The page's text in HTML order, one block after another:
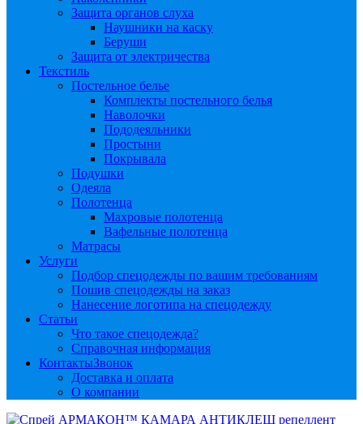
Защита органов слуха
Наушники на каску
Беруши
Защита от электричества
Текстиль
Постельное белье
Комплекты постельного белья
Наволочки
Пододеяльники
Простыни
Покрывала
Подушки
Одеяла
Полотенца
Махровые полотенца
Вафельные полотенца
Матрасы
Услуги
Подбор спецодежды по вашим требованиям
Пошив спецодежды на заказ
Нанесение логотипа на спецодежду
Статьи
Что такое спецодежда?
Справочная информация
КонтактыЗвонок
Доставка и оплата
О компании